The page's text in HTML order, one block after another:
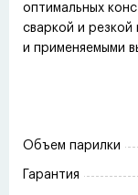
оптимальных
сваркой и
и применяемыми
Объем парилки
Гарантия